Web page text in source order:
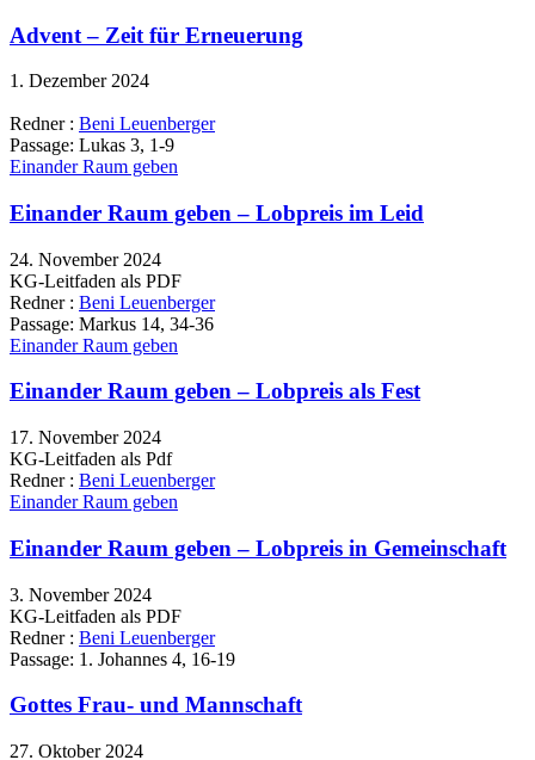
Advent – Zeit für Erneuerung
1. Dezember 2024
Redner : Beni Leuenberger
Passage: Lukas 3, 1-9
Einander Raum geben
Einander Raum geben – Lobpreis im Leid
24. November 2024
KG-Leitfaden als PDF
Redner : Beni Leuenberger
Passage: Markus 14, 34-36
Einander Raum geben
Einander Raum geben – Lobpreis als Fest
17. November 2024
KG-Leitfaden als Pdf
Redner : Beni Leuenberger
Einander Raum geben
Einander Raum geben – Lobpreis in Gemeinschaft
3. November 2024
KG-Leitfaden als PDF
Redner : Beni Leuenberger
Passage: 1. Johannes 4, 16-19
Gottes Frau- und Mannschaft
27. Oktober 2024